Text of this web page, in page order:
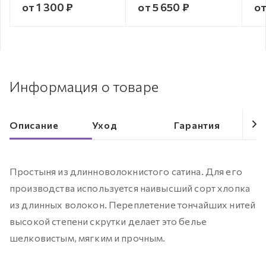
от 1 300 ₽ от 5 650 ₽
Информация о товаре
Описание Уход Гарантия
Простыня из длинноволокнистого сатина. Для его
производства используется наивысший сорт хлопка
из длинных волокон. Переплетение тончайших нитей
высокой степени скрутки делает это белье
шелковистым, мягким и прочным.